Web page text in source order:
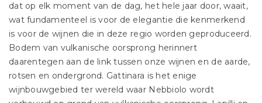
dat op elk moment van de dag, het hele jaar door, waait,
wat fundamenteel is voor de elegantie die kenmerkend
is voor de wijnen die in deze regio worden geproduceerd.
Bodem van vulkanische oorsprong herinnert
daarentegen aan de link tussen onze wijnen en de aarde,
rotsen en ondergrond. Gattinara is het enige
wijnbouwgebied ter wereld waar Nebbiolo wordt